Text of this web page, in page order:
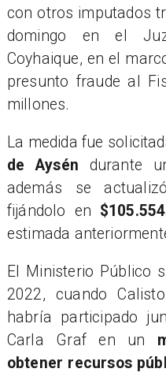
con otros imputados
domingo en el
Coyhaique, en el
presunto fraude al
millones.
La medida fue
de Aysén durante
además se
fijándolo en
estimada
El Ministerio Público
2022, cuando
habría participado
Carla Graf en un
obtener recursos